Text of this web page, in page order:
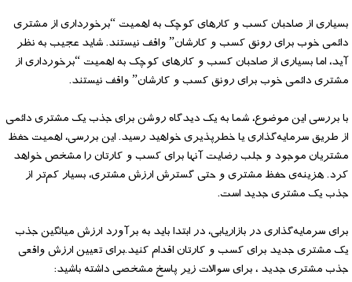
بسیاری از صاحبان کسب و کارهای کوچک به اهمیت “برخورداری از مشتری
دائمی خوب برای رونق کسب و کارشان” واقف نیستند. شاید عجیب به نظر
آید، اما بسیاری از صاحبان کسب و کارهای کوچک به اهمیت “برخورداری از
مشتری دائمی خوب برای رونق کسب و کارشان” واقف نیستند.
با بررسی این موضوع، شما به یک دیدگاه روشن برای جذب یک مشتری دائمی
از طریق سرمایه‌گذاری یا خطرپذیری خواهید رسید. این بررسی، اهمیت حفظ
مشتریان موجود و جلب رضایت آنها برای کسب و کارتان را مشخص خواهد
کرد. هزینه‌ی حفظ مشتری و حتی گسترش ارزش مشتری، بسیار کم‌تر از
جذب یک مشتری جدید است.
برای سرمایه‌گذاری در بازاریابی، در ابتدا باید به برآورد ارزش میانگین جذب
یک مشتری جدید برای کسب و کارتان اقدام کنید.برای تعیین ارزش واقعی
جذب مشتری جدید ، برای سوالات زیر پاسخ مشخصی داشته باشید: